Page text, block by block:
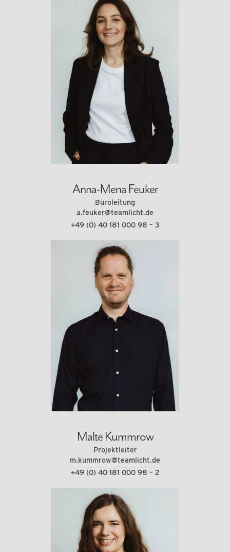
Anna-Mena Feuker
a.feuker@teamlicht.de
+49 (0) 40 181 000 98 – 3
Büroleitung
Malte Kummrow
m.kummrow@teamlicht.de
+49 (0) 40 181 000 98 – 2
Projektleiter